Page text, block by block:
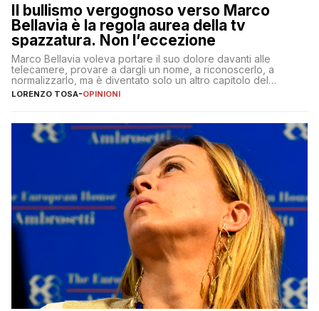
Il bullismo vergognoso verso Marco
Bellavia è la regola aurea della tv
spazzatura. Non l’eccezione
Marco Bellavia voleva portare il suo dolore davanti alle
telecamere, provare a dargli un nome, a riconoscerlo, a
normalizzarlo, ma è diventato solo un altro capitolo del
copione
LORENZO TOSA-OPINIONI